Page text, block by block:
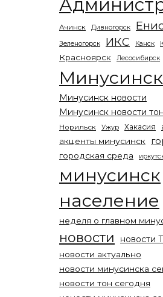
Ачинск Дивногорск
Зеленогорск ИКС Канск
Красноярск Лесосибирск
Минусинск
Минусинск новости
Минусинск новости тон
Норильск
Ужур Хакасия
акценты минусинск
городская среда
минусинск
население
неделя о главном
новости новости
новости актуально
новости минусинска
новости тон сегодня